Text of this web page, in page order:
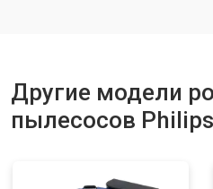
Другие модели
пылесосов Philips